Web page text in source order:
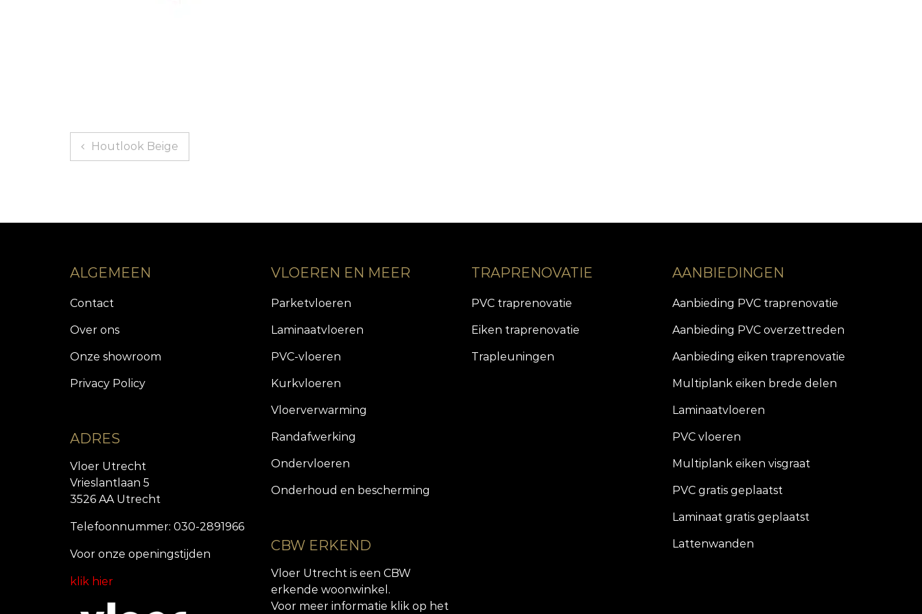
Bericht
navigatie
Houtlook Beige
ALGEMEEN
Contact
Over ons
Onze showroom
Privacy Policy
ADRES
Vloer Utrecht
Vrieslantlaan 5
3526 AA Utrecht
Telefoonnummer: 030-2891966
Voor onze openingstijden
klik hier
VLOEREN EN MEER
Parketvloeren
Laminaatvloeren
PVC-vloeren
Kurkvloeren
Vloerverwarming
Randafwerking
Ondervloeren
Onderhoud en bescherming
CBW ERKEND
Vloer Utrecht is een CBW
erkende woonwinkel.
Voor meer informatie klik op het
TRAPRENOVATIE
PVC traprenovatie
Eiken traprenovatie
Trapleuningen
AANBIEDINGEN
Aanbieding PVC traprenovatie
Aanbieding PVC overzettreden
Aanbieding eiken traprenovatie
Multiplank eiken brede delen
Laminaatvloeren
PVC vloeren
Multiplank eiken visgraat
PVC gratis geplaatst
Laminaat gratis geplaatst
Lattenwanden